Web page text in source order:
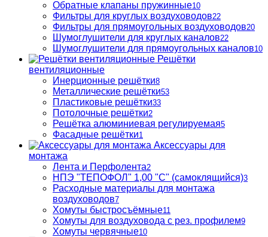
Обратные клапаны пружинные10
Фильтры для круглых воздуховодов22
Фильтры для прямоугольных воздуховодов20
Шумоглушители для круглых каналов22
Шумоглушители для прямоугольных каналов10
Решётки
вентиляционные
Инерционные решётки8
Металлические решётки53
Пластиковые решётки33
Потолочные решётки2
Решётка алюминиевая регулируемая5
Фасадные решётки1
Аксессуары для
монтажа
Лента и Перфолента2
НПЭ "ТЕПОФОЛ" 1,00 "С" (самоклящийся)3
Расходные материалы для монтажа
воздуховодов7
Хомуты быстросъёмные11
Хомуты для воздуховода с рез. профилем9
Хомуты червячные10